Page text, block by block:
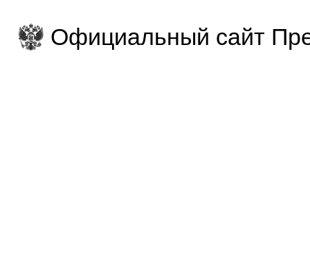
Официальный сайт